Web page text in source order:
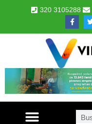
320 3105288